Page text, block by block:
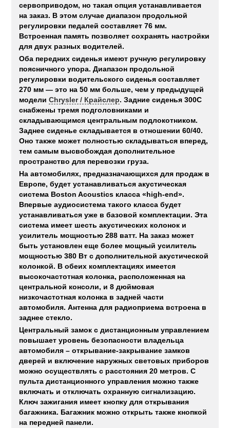
сервоприводом, но такая опция устанавливается
на заказ. В этом случае диапазон продольной
регулировки педалей составляет 76 мм.
Встроенная память позволяет сохранять настройки
для двух разных водителей.
Оба передних сиденья имеют ручную регулировку
поясничного упора. Диапазон продольной
регулировки водительского сиденья составляет
270 мм — это на 50 мм больше, чем у предыдущей
моделиChrysler / Крайслер. Задние сиденья 300C
снабжены тремя подголовниками и
складывающимся центральным подлокотником.
Заднее сиденье складывается в отношении 60/40.
Оно также может полностью складываться вперед,
тем самым высвобождая дополнительное
пространство для перевозки груза.
На автомобилях, предназначающихся для продаж в
Европе, будет устанавливаться акустическая
система Boston Acoustics класса «high-end».
Впервые аудиосистема такого класса будет
устанавливаться уже в базовой комплектации. Эта
система имеет шесть акустических колонок и
усилитель мощностью 288 ватт. На заказ может
быть установлен еще более мощный усилитель
мощностью 380 Вт с дополнительной акустической
колонкой. В обеих комплектациях имеется
высокочастотная колонка, расположенная на
центральной консоли, и 8 дюймовая
низкочастотная колонка в задней части
автомобиля. Антенна для радиоприема встроена в
заднее стекло.
Центральный замок с дистанционным управлением
повышает уровень безопасности владельца
автомобиля – открывание-закрывание замков
дверей и включение наружных световых приборов
можно осуществлять с расстояния 20 метров. С
пульта дистанционного управления можно также
включать и отключать охранную сигнализацию.
Ключ зажигания имеет кнопку для открывания
багажника. Багажник можно открыть также кнопкой
на передней панели.